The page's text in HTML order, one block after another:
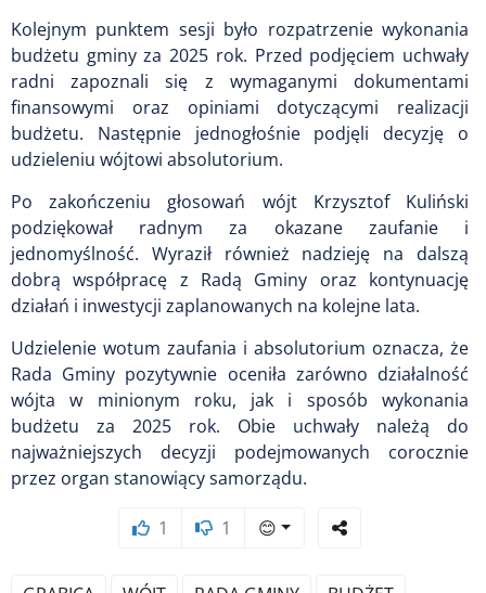
Kolejnym punktem sesji było rozpatrzenie wykonania
budżetu gminy za 2025 rok. Przed podjęciem uchwały
radni zapoznali się z wymaganymi dokumentami
finansowymi oraz opiniami dotyczącymi realizacji
budżetu. Następnie jednogłośnie podjęli decyzję o
udzieleniu wójtowi absolutorium.
Po zakończeniu głosowań wójt Krzysztof Kuliński
podziękował radnym za okazane zaufanie i
jednomyślność. Wyraził również nadzieję na dalszą
dobrą współpracę z Radą Gminy oraz kontynuację
działań i inwestycji zaplanowanych na kolejne lata.
Udzielenie wotum zaufania i absolutorium oznacza, że
Rada Gminy pozytywnie oceniła zarówno działalność
wójta w minionym roku, jak i sposób wykonania
budżetu za 2025 rok. Obie uchwały należą do
najważniejszych decyzji podejmowanych corocznie
przez organ stanowiący samorządu.
1 1 😊